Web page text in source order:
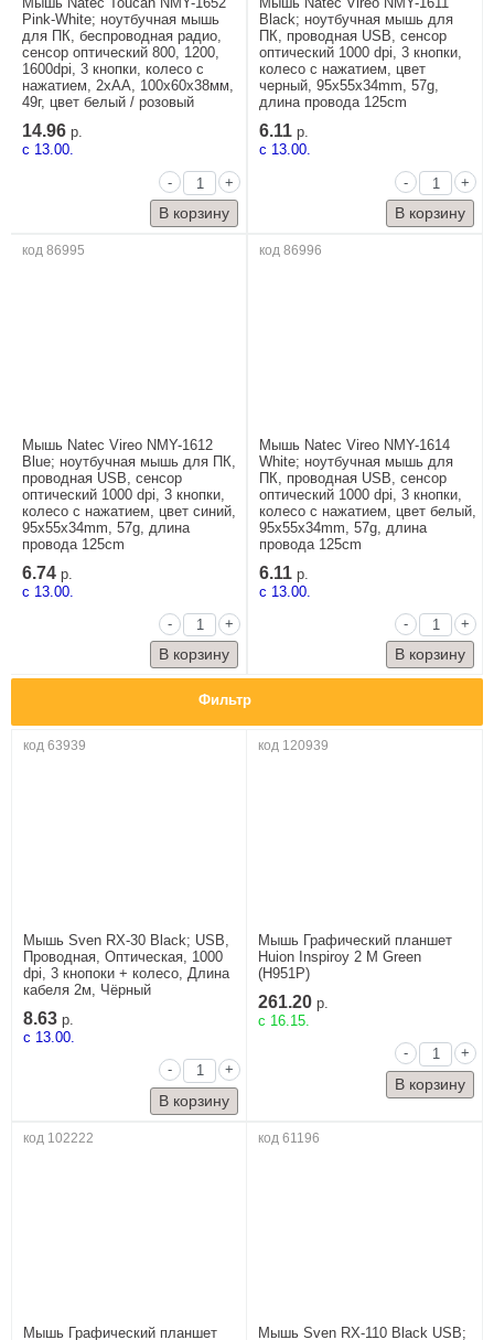
Pink-White; ноутбучная мышь
для ПК, беспроводная радио,
сенсор оптический 800, 1200,
1600dpi, 3 кнопки, колесо с
нажатием, 2xAA, 100x60x38мм,
49г, цвет белый / розовый
14.96 р.
c 13.00.
-
+
Black; ноутбучная мышь для
ПК, проводная USB, сенсор
оптический 1000 dpi, 3 кнопки,
колесо с нажатием, цвет
черный, 95x55x34mm, 57g,
длина провода 125cm
6.11 р.
c 13.00.
-
+
код 86995
Мышь Natec Vireo NMY-1612
Blue; ноутбучная мышь для ПК,
проводная USB, сенсор
оптический 1000 dpi, 3 кнопки,
колесо с нажатием, цвет синий,
95x55x34mm, 57g, длина
провода 125cm
6.74 р.
c 13.00.
-
+
код 86996
Мышь Natec Vireo NMY-1614
White; ноутбучная мышь для
ПК, проводная USB, сенсор
оптический 1000 dpi, 3 кнопки,
колесо с нажатием, цвет белый,
95x55x34mm, 57g, длина
провода 125cm
6.11 р.
c 13.00.
-
+
Фильтр
код 63939
Мышь Sven RX-30 Black; USB,
Проводная, Оптическая, 1000
dpi, 3 кнопоки + колесо, Длина
кабеля 2м, Чёрный
8.63 р.
c 13.00.
-
+
код 120939
Мышь Графический планшет
Huion Inspiroy 2 M Green
(H951P)
261.20 р.
c 16.15.
-
+
код 102222
Мышь Графический планшет
код 61196
Мышь Sven RX-110 Black USB;